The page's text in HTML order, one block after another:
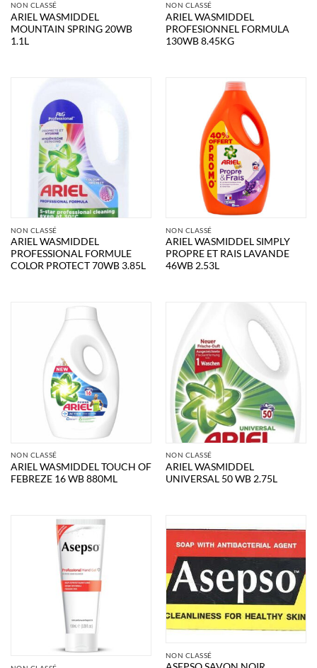
NON CLASSÉ
ARIEL WASMIDDEL
MOUNTAIN SPRING 20WB
1.1L
NON CLASSÉ
ARIEL WASMIDDEL
PROFESIONNEL FORMULA
130WB 8.45KG
NON CLASSÉ
ARIEL WASMIDDEL
PROFESSIONAL FORMULE
COLOR PROTECT 70WB 3.85L
NON CLASSÉ
ARIEL WASMIDDEL SIMPLY
PROPRE ET RAIS LAVANDE
46WB 2.53L
NON CLASSÉ
ARIEL WASMIDDEL TOUCH OF
FEBREZE 16 WB 880ML
NON CLASSÉ
ARIEL WASMIDDEL
UNIVERSAL 50 WB 2.75L
NON CLASSÉ